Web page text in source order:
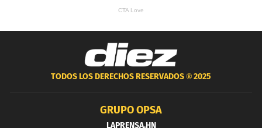
TODOS LOS DERECHOS RESERVADOS ®2025
GRUPO OPSA
LAPRENSA.HN